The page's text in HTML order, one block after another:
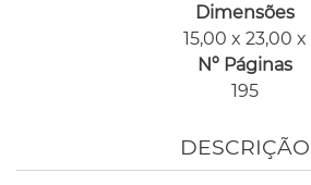
Dimensões
15,00 x 23,00 x
Nº Páginas
195
DESCRIÇÃO